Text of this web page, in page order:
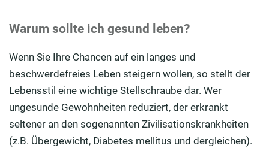
Warum sollte ich gesund leben?
Wenn Sie Ihre Chancen auf ein langes und
beschwerdefreies Leben steigern wollen, so stellt der
Lebensstil eine wichtige Stellschraube dar. Wer
ungesunde Gewohnheiten reduziert, der erkrankt
seltener an den sogenannten Zivilisationskrankheiten
(z.B. Übergewicht, Diabetes mellitus und dergleichen).